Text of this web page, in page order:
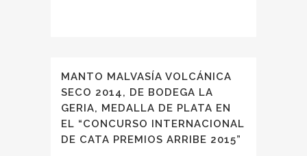
MANTO MALVASÍA VOLCÁNICA
SECO 2014, DE BODEGA LA
GERIA, MEDALLA DE PLATA EN
EL “CONCURSO INTERNACIONAL
DE CATA PREMIOS ARRIBE 2015”